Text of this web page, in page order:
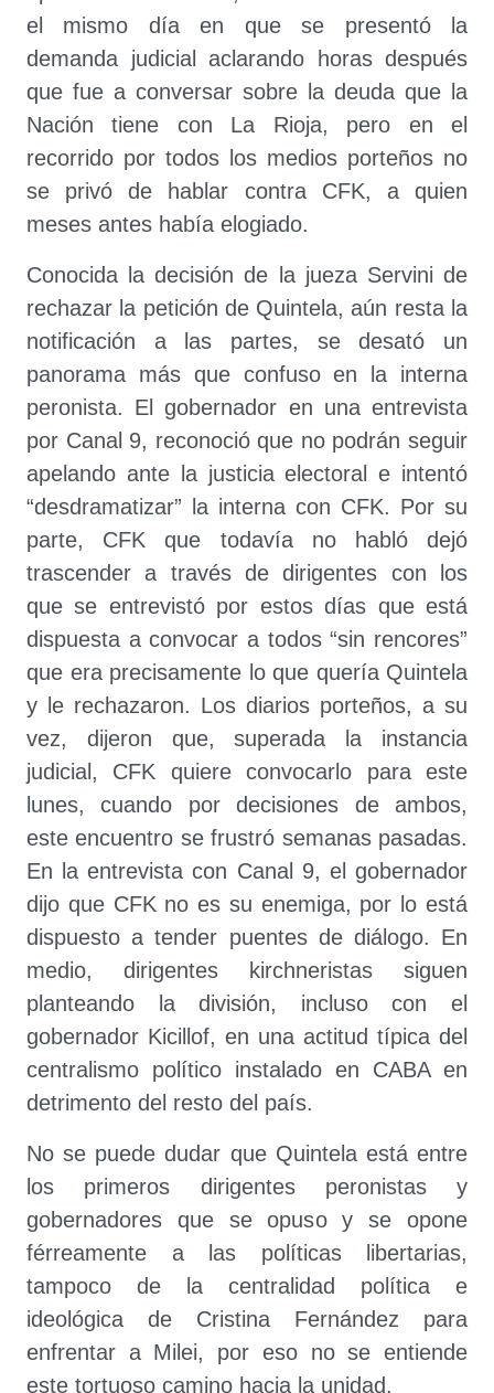
el mismo día en que se presentó la
demanda judicial aclarando horas después
que fue a conversar sobre la deuda que la
Nación tiene con La Rioja, pero en el
recorrido por todos los medios porteños no
se privó de hablar contra CFK, a quien
meses antes había elogiado.
Conocida la decisión de la jueza Servini de
rechazar la petición de Quintela, aún resta la
notificación a las partes, se desató un
panorama más que confuso en la interna
peronista. El gobernador en una entrevista
por Canal 9, reconoció que no podrán seguir
apelando ante la justicia electoral e intentó
“desdramatizar” la interna con CFK. Por su
parte, CFK que todavía no habló dejó
trascender a través de dirigentes con los
que se entrevistó por estos días que está
dispuesta a convocar a todos “sin rencores”
que era precisamente lo que quería Quintela
y le rechazaron. Los diarios porteños, a su
vez, dijeron que, superada la instancia
judicial, CFK quiere convocarlo para este
lunes, cuando por decisiones de ambos,
este encuentro se frustró semanas pasadas.
En la entrevista con Canal 9, el gobernador
dijo que CFK no es su enemiga, por lo está
dispuesto a tender puentes de diálogo. En
medio, dirigentes kirchneristas siguen
planteando la división, incluso con el
gobernador Kicillof, en una actitud típica del
centralismo político instalado en CABA en
detrimento del resto del país.
No se puede dudar que Quintela está entre
los primeros dirigentes peronistas y
gobernadores que se opuso y se opone
férreamente a las políticas libertarias,
tampoco de la centralidad política e
ideológica de Cristina Fernández para
enfrentar a Milei, por eso no se entiende
este tortuoso camino hacia la unidad.